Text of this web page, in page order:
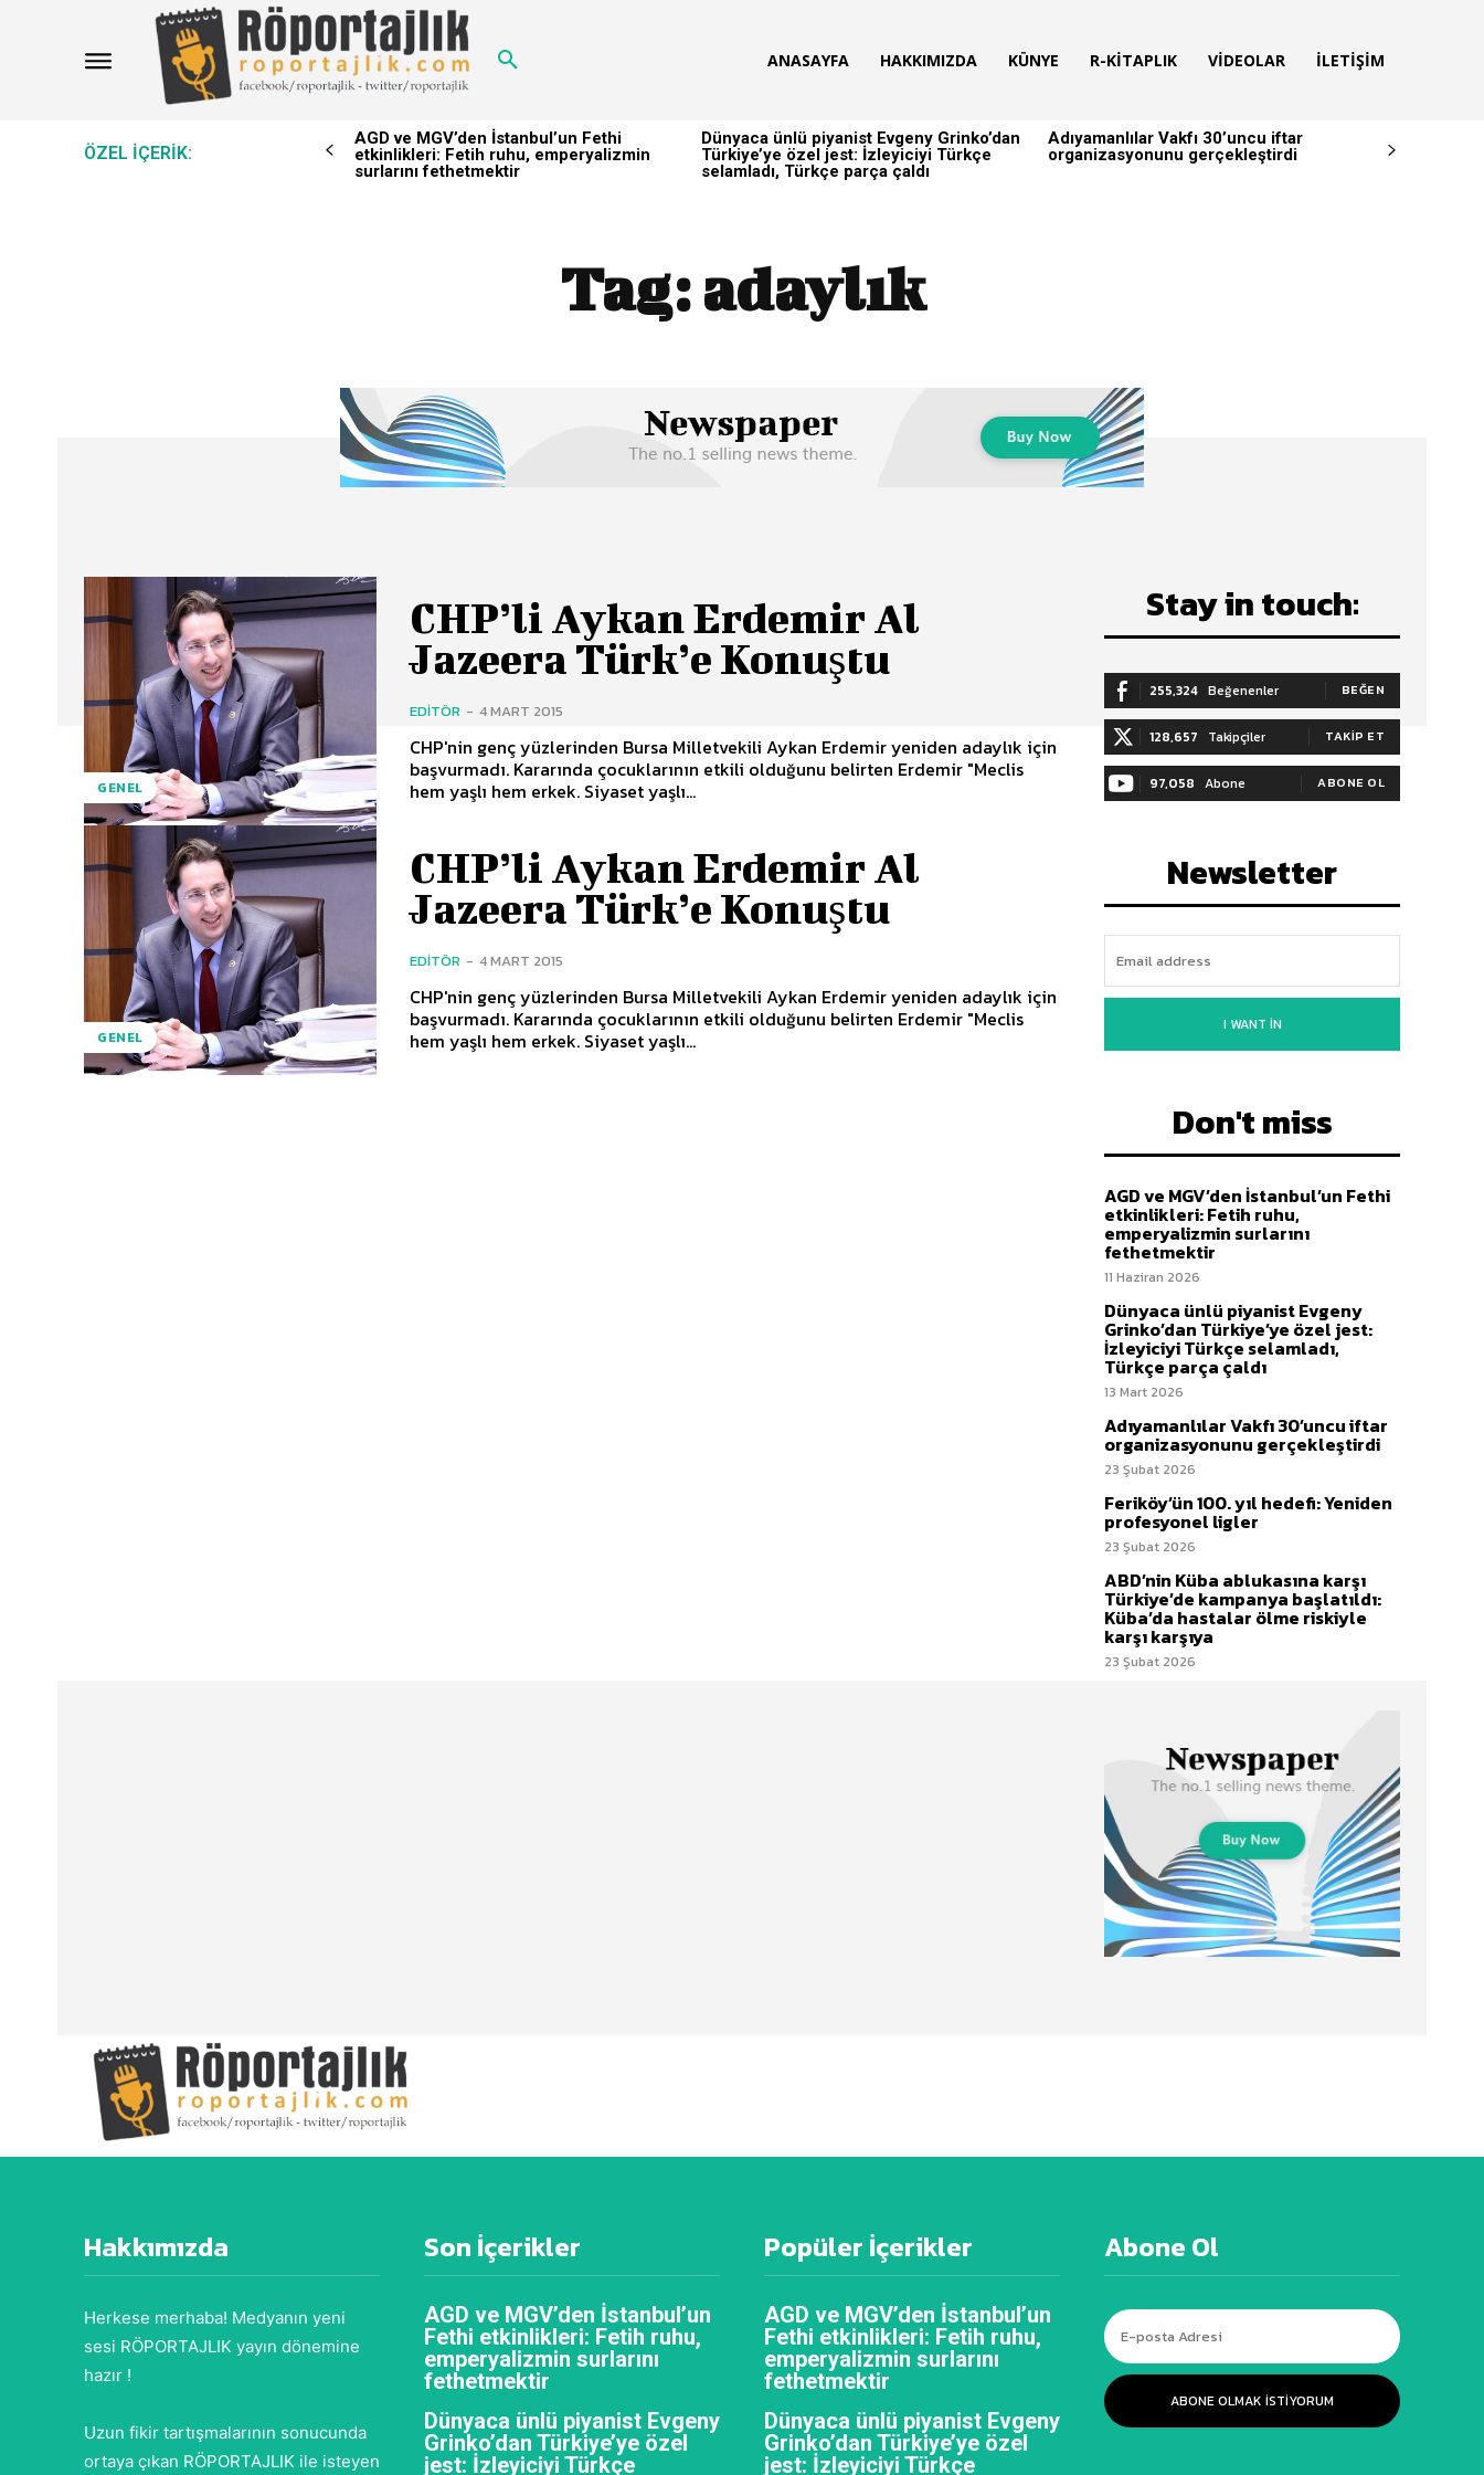
ANASAYFA HAKKIMIZDA KÜNYE R-KITAPLIK VIDEOLAR İLETIŞIM
ÖZEL IÇERIK:
AGD ve MGV’den İstanbul’un Fethi
etkinlikleri: Fetih ruhu, emperyalizmin
surlarını fethetmektir
Dünyaca ünlü piyanist Evgeny Grinko’dan
Türkiye’ye özel jest: İzleyiciyi Türkçe
selamladı, Türkçe parça çaldı
Adıyamanlılar Vakfı 30’uncu iftar
organizasyonunu gerçekleştirdi
Tag:adaylık
GENEL
CHP’li Aykan Erdemir Al
Jazeera Türk’e Konuştu
EDITÖR - 4 MART 2015
CHP'nin genç yüzlerinden Bursa Milletvekili Aykan Erdemir yeniden adaylık için
başvurmadı. Kararında çocuklarının etkili olduğunu belirten Erdemir "Meclis
hem yaşlı hem erkek. Siyaset yaşlı...
GENEL
CHP’li Aykan Erdemir Al
Jazeera Türk’e Konuştu
EDITÖR - 4 MART 2015
CHP'nin genç yüzlerinden Bursa Milletvekili Aykan Erdemir yeniden adaylık için
başvurmadı. Kararında çocuklarının etkili olduğunu belirten Erdemir "Meclis
hem yaşlı hem erkek. Siyaset yaşlı...
Stay in touch:
255,324 Beğenenler BEĞEN
128,657 Takipçiler TAKIP ET
97,058 Abone ABONE OL
Newsletter
I WANT IN
Don't miss
AGD ve MGV’den İstanbul’un Fethi
etkinlikleri: Fetih ruhu,
emperyalizmin surlarını
fethetmektir
11 Haziran 2026
Dünyaca ünlü piyanist Evgeny
Grinko’dan Türkiye’ye özel jest:
İzleyiciyi Türkçe selamladı,
Türkçe parça çaldı
13 Mart 2026
Adıyamanlılar Vakfı 30’uncu iftar
organizasyonunu gerçekleştirdi
23 Şubat 2026
Feriköy’ün 100. yıl hedefi: Yeniden
profesyonel ligler
23 Şubat 2026
ABD’nin Küba ablukasına karşı
Türkiye’de kampanya başlatıldı:
Küba’da hastalar ölme riskiyle
karşı karşıya
23 Şubat 2026
Hakkımızda
Herkese merhaba! Medyanın yeni
sesi RÖPORTAJLIK yayın dönemine
hazır !
Uzun fikir tartışmalarının sonucunda
ortaya çıkan RÖPORTAJLIK ile isteyen
Son İçerikler
AGD ve MGV’den İstanbul’un
Fethi etkinlikleri: Fetih ruhu,
emperyalizmin surlarını
fethetmektir
Dünyaca ünlü piyanist Evgeny
Grinko’dan Türkiye’ye özel
jest: İzleyiciyi Türkçe
Popüler İçerikler
AGD ve MGV’den İstanbul’un
Fethi etkinlikleri: Fetih ruhu,
emperyalizmin surlarını
fethetmektir
Dünyaca ünlü piyanist Evgeny
Grinko’dan Türkiye’ye özel
jest: İzleyiciyi Türkçe
Abone Ol
ABONE OLMAK ISTIYORUM